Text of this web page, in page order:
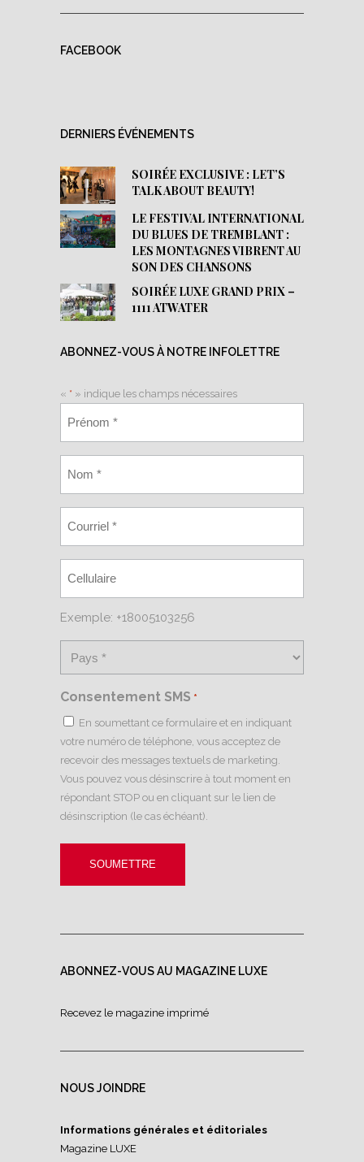
FACEBOOK
DERNIERS ÉVÉNEMENTS
SOIRÉE EXCLUSIVE : LET’S
TALK ABOUT BEAUTY!
LE FESTIVAL INTERNATIONAL
DU BLUES DE TREMBLANT :
LES MONTAGNES VIBRENT AU
SON DES CHANSONS
SOIRÉE LUXE GRAND PRIX –
1111 ATWATER
ABONNEZ-VOUS À NOTRE INFOLETTRE
« * » indique les champs nécessaires
Exemple: +18005103256
Consentement SMS *
En soumettant ce formulaire et en indiquant
votre numéro de téléphone, vous acceptez de
recevoir des messages textuels de marketing.
Vous pouvez vous désinscrire à tout moment en
répondant STOP ou en cliquant sur le lien de
désinscription (le cas échéant).
ABONNEZ-VOUS AU MAGAZINE LUXE
Recevez le magazine imprimé
NOUS JOINDRE
Informations générales et éditoriales
Magazine LUXE